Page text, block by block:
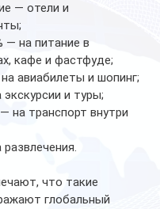
— отели и
— на питание в
кафе и фастфуде;
авиабилеты и шопинг;
экскурсии и туры;
на транспорт внутри
что такие
глобальный